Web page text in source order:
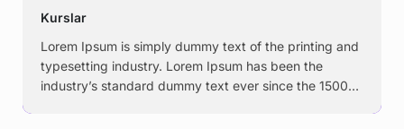
Kurslar
Lorem Ipsum is simply dummy text of the printing and
typesetting industry. Lorem Ipsum has been the
industry’s standard dummy text ever since the 1500s,